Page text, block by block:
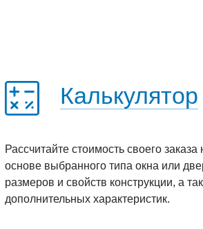
Калькулятор
Рассчитайте стоимость своего заказа
основе выбранного типа окна или
размеров и свойств конструкции, а
дополнительных характеристик.